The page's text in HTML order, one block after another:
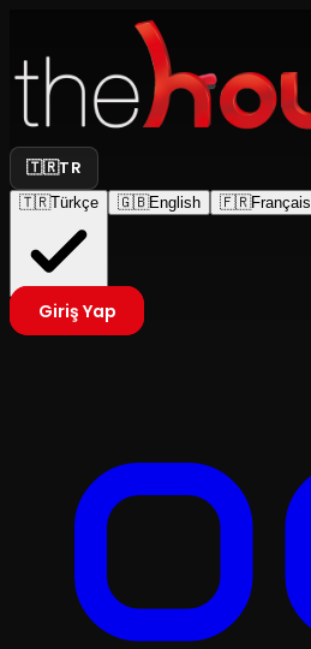
🇹🇷TR
🇹🇷Türkçe 🇬🇧English 🇫🇷Français
Giriş Yap